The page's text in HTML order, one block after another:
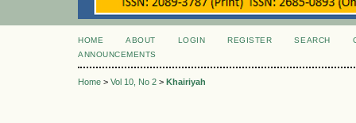
HOME ABOUT LOGIN REGISTER SEARCH
ANNOUNCEMENTS
Home > Vol 10, No 2 > Khairiyah